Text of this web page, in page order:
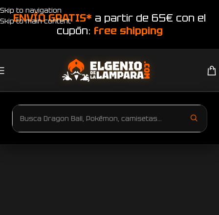
Skip to navigation
Skip to main content
ENVÍO GRATIS* a partir de 65€ con el
cupón: free shipping